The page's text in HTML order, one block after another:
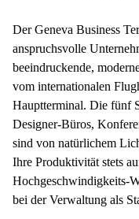
Der Geneva Business
anspruchsvolle
beeindruckende,
vom internationalen
Hauptterminal. Die fünf
Designer-Büros,
sind von natürlichem
Ihre Produktivität stets
Hochgeschwindigkeits-
bei der Verwaltung als